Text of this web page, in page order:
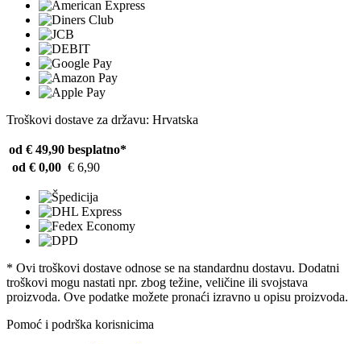
Troškovi dostave za državu: Hrvatska
od € 49,90 besplatno*
od € 0,00 € 6,90
* Ovi troškovi dostave odnose se na standardnu ​​dostavu. Dodatni
troškovi mogu nastati npr. zbog težine, veličine ili svojstava
proizvoda. Ove podatke možete pronaći izravno u opisu proizvoda.
Pomoć i podrška korisnicima